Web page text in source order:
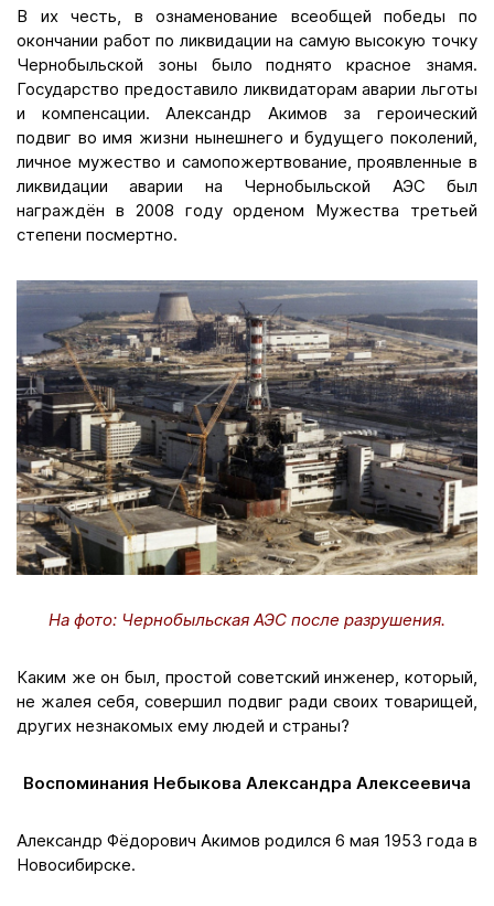
В их честь, в ознаменование всеобщей победы по
окончании работ по ликвидации на самую высокую точку
Чернобыльской зоны было поднято красное знамя.
Государство предоставило ликвидаторам аварии льготы
и компенсации. Александр Акимов за героический
подвиг во имя жизни нынешнего и будущего поколений,
личное мужество и самопожертвование, проявленные в
ликвидации аварии на Чернобыльской АЭС был
награждён в 2008 году орденом Мужества третьей
степени посмертно.
На фото: Чернобыльская АЭС после разрушения.
Каким же он был, простой советский инженер, который,
не жалея себя, совершил подвиг ради своих товарищей,
других незнакомых ему людей и страны?
Воспоминания Небыкова Александра Алексеевича
Александр Фёдорович Акимов родился 6 мая 1953 года в
Новосибирске.